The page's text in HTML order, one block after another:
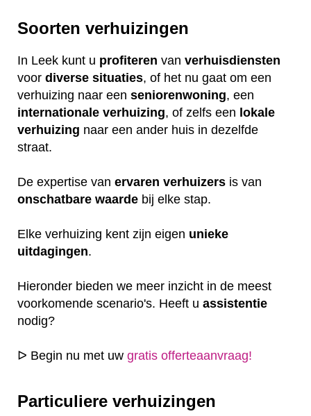
Soorten verhuizingen
In Leek kunt u profiteren van verhuisdiensten
voor diverse situaties, of het nu gaat om een
verhuizing naar een seniorenwoning, een
internationale verhuizing, of zelfs een lokale
verhuizing naar een ander huis in dezelfde
straat.
De expertise van ervaren verhuizers is van
onschatbare waarde bij elke stap.
Elke verhuizing kent zijn eigen unieke
uitdagingen.
Hieronder bieden we meer inzicht in de meest
voorkomende scenario's. Heeft u assistentie
nodig?
ᐅ Begin nu met uw gratis offerteaanvraag!
Particuliere verhuizingen